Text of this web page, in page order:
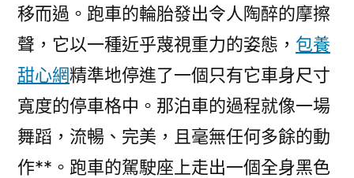
移而過。跑車的輪胎發出令人陶醉的摩擦
聲，它以一種近乎蔑視重力的姿態， 包養
甜心網精準地停進了一個只有它車身尺寸
寬度的停車格中。那泊車的過程就像一場
舞蹈，流暢、完美，且毫無任何多餘的動
作**。跑車的駕駛座上走出一個全身黑色